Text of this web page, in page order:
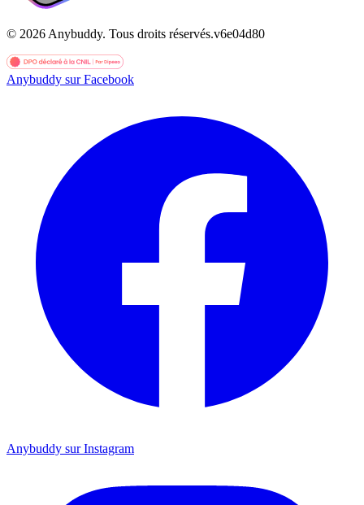
© 2026 Anybuddy. Tous droits réservés.v6e04d80
Anybuddy sur Facebook
Anybuddy sur Instagram